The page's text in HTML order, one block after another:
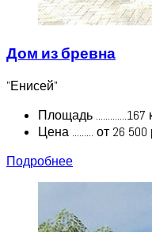
Дом из бревна
"Енисей"
Площадь .............167
Цена ......... от 26 500
Подробнее